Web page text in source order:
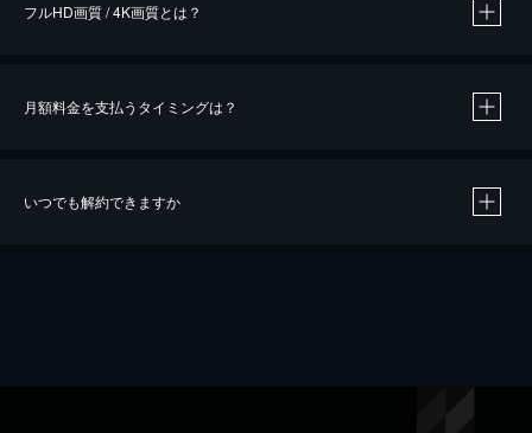
※40％ポイント還元の対象は、クレジットカード決済による作品の購入 / レンタルです。
iOSアプリのUコイン決済による作品の購入 / レンタルは、20％のポイント還元です。
フルHD画質 / 4K画質とは？
月額料金を支払うタイミングは？
いつでも解約できますか